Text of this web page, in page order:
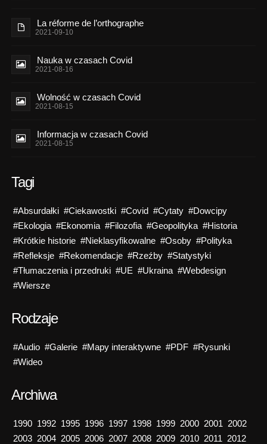
La réforme de l’orthographe
2021-09-10
Nauka w czasach Covid
2021-08-16
Wolność w czasach Covid
2021-08-15
Informacja w czasach Covid
2021-08-15
Tagi
#Absurdałki #Ciekawostki #Covid #Cytaty #Dowcipy
#Ekologia #Ekonomia #Filozofia #Geopolityka #Historia
#Krótkie historie #Nieklasyfikowalne #Osoby #Polityka
#Refleksje #Rekomendacje #Rzeźby #Statystyki
#Tłumaczenia i przedruki #UE #Ukraina #Webdesign
#Wiersze
Rodzaje
#Audio #Galerie #Mapy interaktywne #PDF #Rysunki
#Wideo
Archiwa
1990 1992 1995 1996 1997 1998 1999 2000 2001 2002
2003 2004 2005 2006 2007 2008 2009 2010 2011 2012